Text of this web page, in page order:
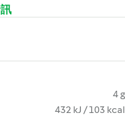
4 g
432 kJ / 103 kcal